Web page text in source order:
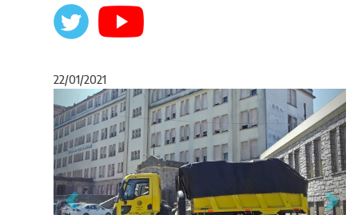
22/01/2021
Anterior